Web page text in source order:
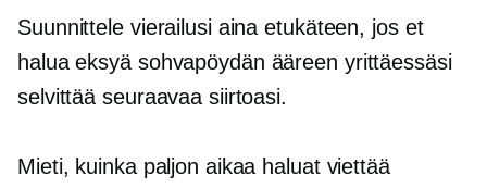
Suunnittele vierailusi aina etukäteen, jos et
halua eksyä sohvapöydän ääreen yrittäessäsi
selvittää seuraavaa siirtoasi.
Mieti, kuinka paljon aikaa haluat viettää